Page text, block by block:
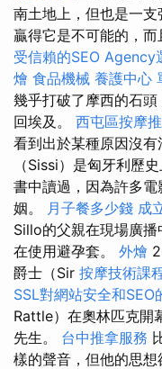
南土地上，但也是一
贏得它是不可能的，而
受信賴的SEO Agency
燴 食品機械 養護中心
幾乎打破了摩西的石
回埃及。 西屯區按摩
看到出於某種原因沒
（Sissi）是匈牙利歷
書中讀過，因為許多
姻。 月子餐多少錢 成
Sillo的父親在現場廣
在使用避孕套。 外燴
爵士（Sir 按摩技術課
SSL對網站安全和SEO
Rattle）在奧林匹克開
先生。 台中推拿服務
樣的聲音，但他的思